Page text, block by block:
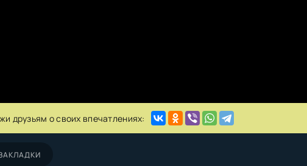
друзьям о своих впечатлениях: